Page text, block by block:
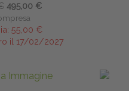
495,00 €
55,00 €
il 17/02/2027